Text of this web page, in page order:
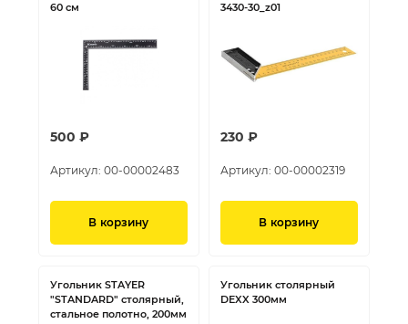
60 см
500 ₽
Артикул: 00-00002483
В корзину
3430-30_z01
230 ₽
Артикул: 00-00002319
В корзину
Угольник STAYER
"STANDARD" столярный,
стальное полотно, 200мм
Угольник столярный
DEXX 300мм